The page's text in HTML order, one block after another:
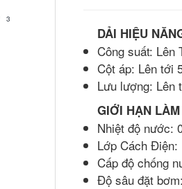
3
DẢI HIỆU
Công suất: Lên
Cột áp: Lên tới
Lưu lượng: Lên
GIỚI HẠN
Nhiệt độ nước:
Lớp Cách Điện:
Cấp độ chống
Độ sâu đặt